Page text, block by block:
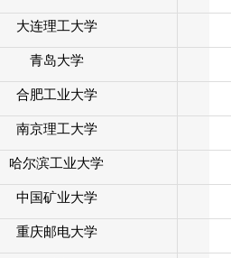
大连理工大学
青岛大学
合肥工业大学
南京理工大学
哈尔滨工业大学
中国矿业大学
重庆邮电大学